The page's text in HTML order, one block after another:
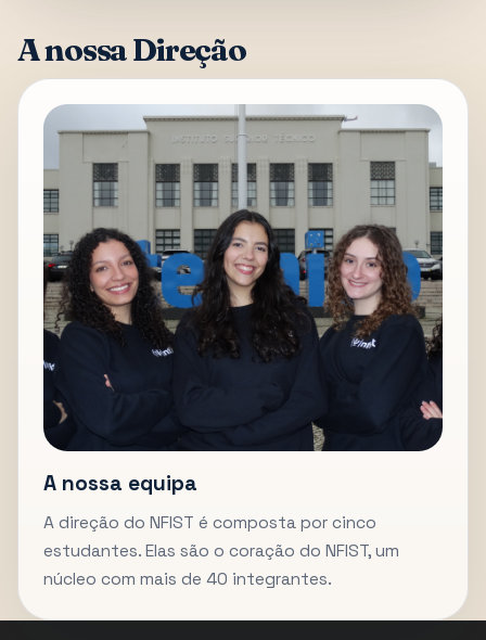
A nossa Direção
A nossa equipa
A direção do NFIST é composta por cinco
estudantes. Elas são o coração do NFIST, um
núcleo com mais de 40 integrantes.